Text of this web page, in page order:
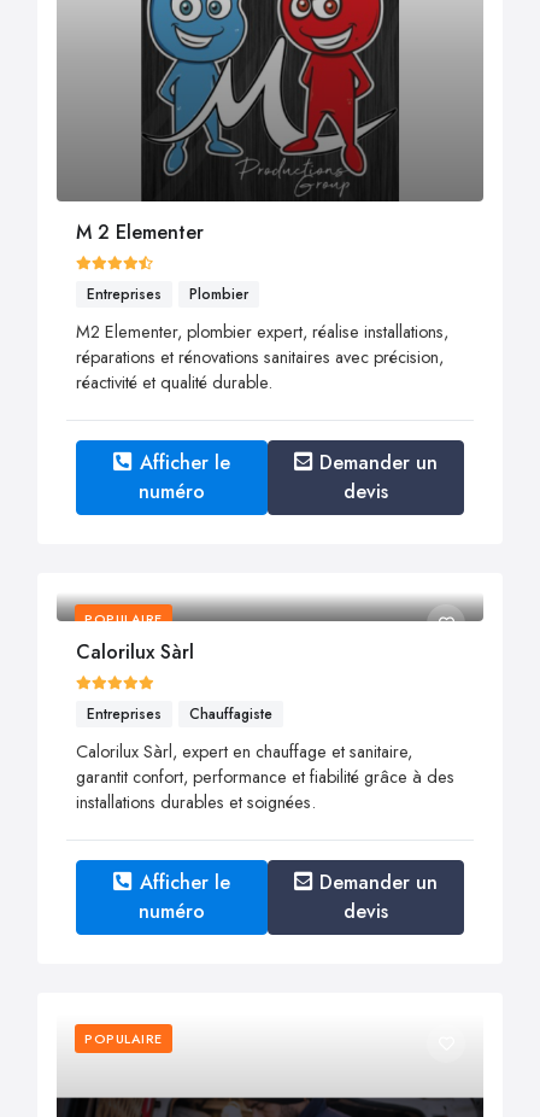
M 2 Elementer
Entreprises Plombier
M2 Elementer, plombier expert, réalise installations,
réparations et rénovations sanitaires avec précision,
réactivité et qualité durable.
Afficher le
numéro
Demander un
devis
POPULAIRE
Calorilux Sàrl
Entreprises Chauffagiste
Calorilux Sàrl, expert en chauffage et sanitaire,
garantit confort, performance et fiabilité grâce à des
installations durables et soignées.
Afficher le
numéro
Demander un
devis
POPULAIRE